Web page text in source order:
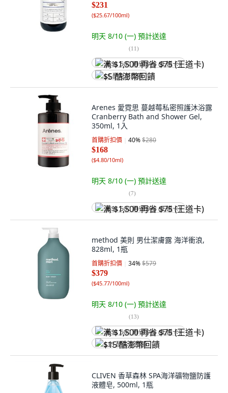
$231
($25.67/100ml)
明天 8/10 (一) 預計送達
(11)
满 $1,500 再省 $75 (王道卡)
$5 酷澎幣回饋
Arenes 愛霓思 蔓越莓私密照護沐浴露
Cranberry Bath and Shower Gel,
350ml, 1入
首購折扣價 40%$280
$168
($4.80/10ml)
明天 8/10 (一) 預計送達
(7)
满 $1,500 再省 $75 (王道卡)
method 美則 男仕潔膚露 海洋衝浪,
828ml, 1瓶
首購折扣價 34%$579
$379
($45.77/100ml)
明天 8/10 (一) 預計送達
(13)
满 $1,500 再省 $75 (王道卡)
$15 酷澎幣回饋
CLIVEN 香草森林 SPA海洋礦物鹽防護
液體皂, 500ml, 1瓶